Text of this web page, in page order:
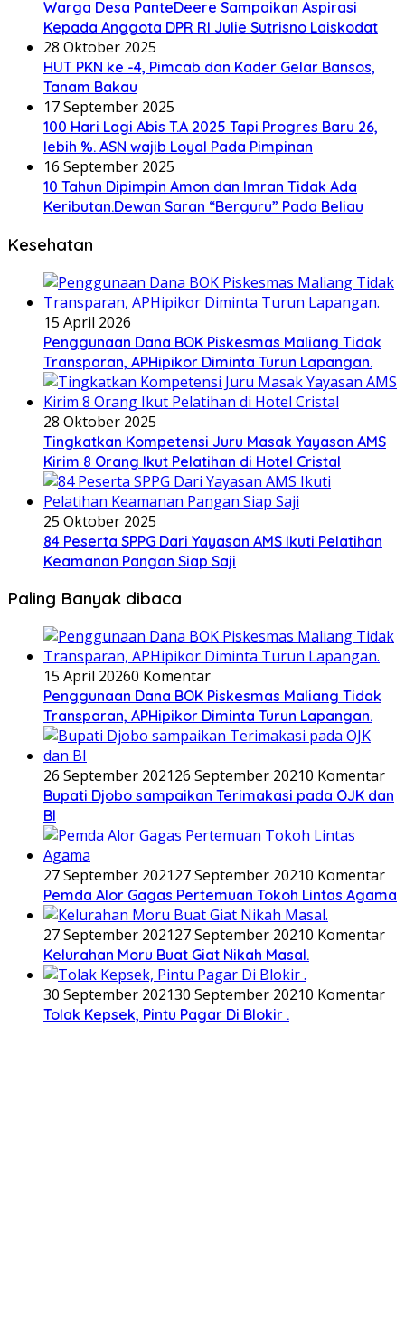
Warga Desa PanteDeere Sampaikan Aspirasi
Kepada Anggota DPR RI Julie Sutrisno Laiskodat
28 Oktober 2025
HUT PKN ke -4, Pimcab dan Kader Gelar Bansos,
Tanam Bakau
17 September 2025
100 Hari Lagi Abis T.A 2025 Tapi Progres Baru 26,
lebih %. ASN wajib Loyal Pada Pimpinan
16 September 2025
10 Tahun Dipimpin Amon dan Imran Tidak Ada
Keributan.Dewan Saran “Berguru” Pada Beliau
Kesehatan
15 April 2026
Penggunaan Dana BOK Piskesmas Maliang Tidak
Transparan, APHipikor Diminta Turun Lapangan.
28 Oktober 2025
Tingkatkan Kompetensi Juru Masak Yayasan AMS
Kirim 8 Orang Ikut Pelatihan di Hotel Cristal
25 Oktober 2025
84 Peserta SPPG Dari Yayasan AMS Ikuti Pelatihan
Keamanan Pangan Siap Saji
Paling Banyak dibaca
15 April 20260 Komentar
Penggunaan Dana BOK Piskesmas Maliang Tidak
Transparan, APHipikor Diminta Turun Lapangan.
26 September 202126 September 20210 Komentar
Bupati Djobo sampaikan Terimakasi pada OJK dan
BI
27 September 202127 September 20210 Komentar
Pemda Alor Gagas Pertemuan Tokoh Lintas Agama
27 September 202127 September 20210 Komentar
Kelurahan Moru Buat Giat Nikah Masal.
30 September 202130 September 20210 Komentar
Tolak Kepsek, Pintu Pagar Di Blokir .